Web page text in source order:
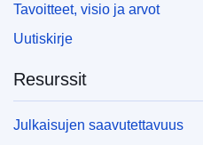
Tavoitteet, visio ja arvot
Uutiskirje
Resurssit
Julkaisujen saavutettavuus